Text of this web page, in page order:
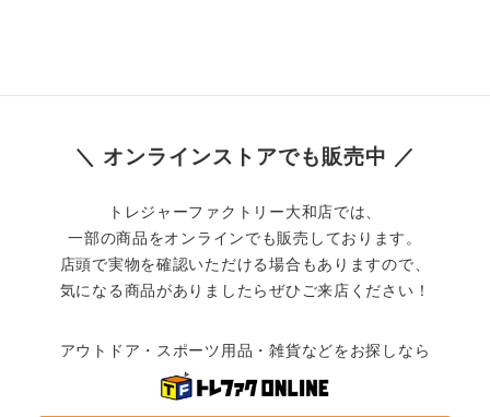
＼ オンラインストアでも販売中 ／
トレジャーファクトリー大和店では、
一部の商品をオンラインでも販売しております。
店頭で実物を確認いただける場合もありますので、
気になる商品がありましたらぜひご来店ください！
アウトドア・スポーツ用品・雑貨などをお探しなら